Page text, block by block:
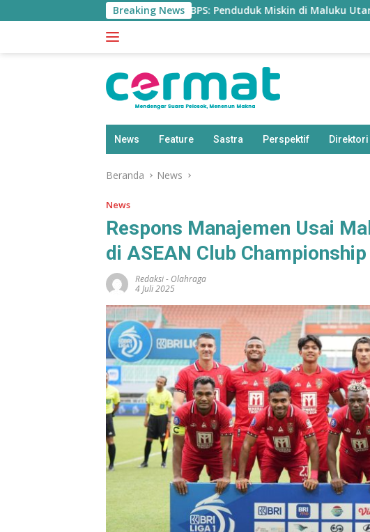
ke
Breaking News
BPS: Penduduk Miskin di Maluku Utara
News Feature Sastra Perspektif Direktori
Beranda News
News
Respons Manajemen Usai
di ASEAN Club Championship
Redaksi- Olahraga
4 Juli 2025